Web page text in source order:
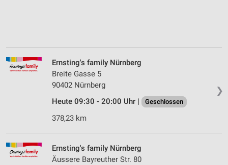
❯
Ernsting's family Nürnberg
Breite Gasse 5
90402 Nürnberg
Heute 09:30 - 20:00 Uhr |
Geschlossen
378,23 km
Ernsting's family Nürnberg
Äussere Bayreuther Str. 80